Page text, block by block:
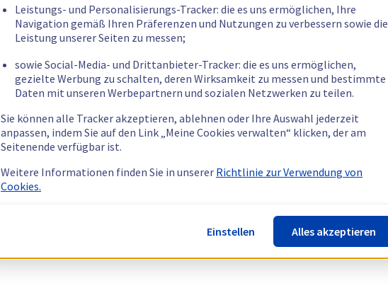
Leistungs- und Personalisierungs-Tracker: die es uns ermöglichen, Ihre
Navigation gemäß Ihren Präferenzen und Nutzungen zu verbessern sowie die
Leistung unserer Seiten zu messen;
sowie Social-Media- und Drittanbieter-Tracker: die es uns ermöglichen,
gezielte Werbung zu schalten, deren Wirksamkeit zu messen und bestimmte
Daten mit unseren Werbepartnern und sozialen Netzwerken zu teilen.
Sie können alle Tracker akzeptieren, ablehnen oder Ihre Auswahl jederzeit
anpassen, indem Sie auf den Link „Meine Cookies verwalten“ klicken, der am
Seitenende verfügbar ist.
Weitere Informationen finden Sie in unserer Richtlinie zur Verwendung von
Cookies.
Einstellen Alles akzeptieren